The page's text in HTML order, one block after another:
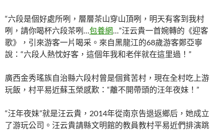
“六段是個好處所咧，層層茶山穿山頂咧，明天有客到我村
咧，請你喝杯六段茶咧…包養網…”汪云貴一首婉轉的《迎客
歌》，引來游客一片喝采。來自黑龍江的68歲游客鄭亞寧
說：“六段人熱忱好客，這個年我和老伴就在這里過！”
廣西金秀瑤族自治縣六段村曾是個貧苦村，現在全村吃上游
玩飯，村平易近蘇玉榮感歎：“離不開帶頭的汪年夜妹！”
“汪年夜妹”就是汪云貴，2014年從南京告退返鄉后，她成立
了游玩公司。汪云貴請縣文明館的教員教村平易近們排演跳